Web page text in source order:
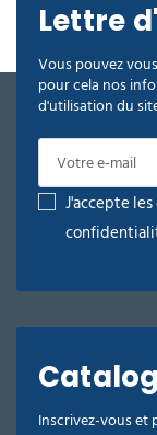
Lettre
Vous pouvez
pour cela nos
d'utilisation du
J'accepte
Inscrivez-vous et